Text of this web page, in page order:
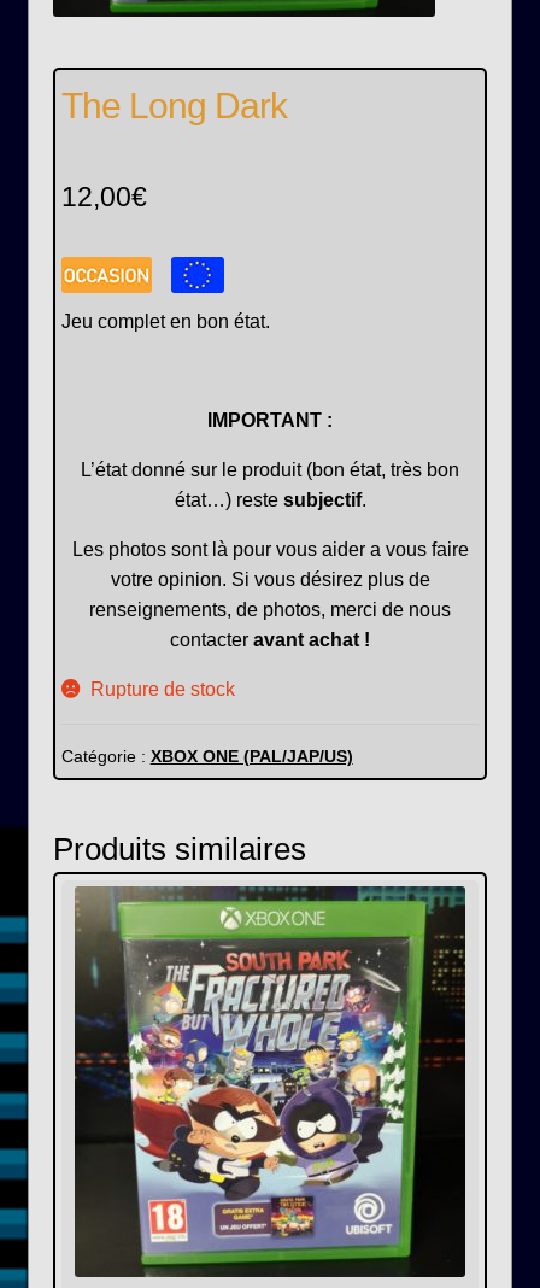
The Long Dark
12,00€
Jeu complet en bon état.
IMPORTANT :
L’état donné sur le produit (bon état, très bon
état…) reste subjectif.
Les photos sont là pour vous aider a vous faire
votre opinion. Si vous désirez plus de
renseignements, de photos, merci de nous
contacter avant achat !
Rupture de stock
Catégorie : XBOX ONE (PAL/JAP/US)
Produits similaires